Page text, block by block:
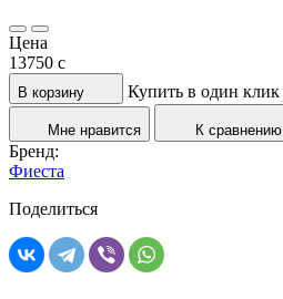
Цена
13750 c
В корзину Купить в один клик
Мне нравится К сравнению
Бренд:
Фиеста
Поделиться